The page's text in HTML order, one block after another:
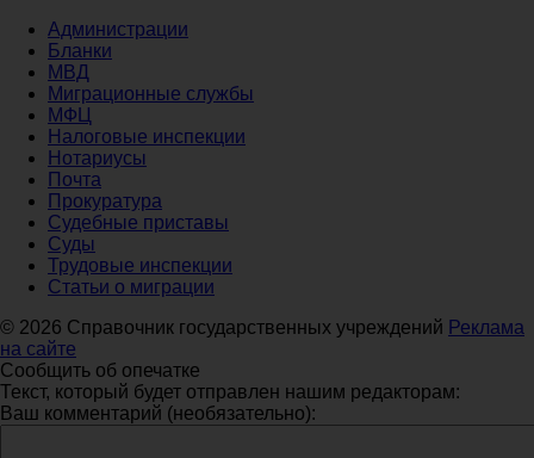
Администрации
Бланки
МВД
Миграционные службы
МФЦ
Налоговые инспекции
Нотариусы
Почта
Прокуратура
Судебные приставы
Суды
Трудовые инспекции
Статьи о миграции
© 2026 Справочник государственных учреждений Реклама
на сайте
Сообщить об опечатке
Текст, который будет отправлен нашим редакторам:
Ваш комментарий (необязательно):